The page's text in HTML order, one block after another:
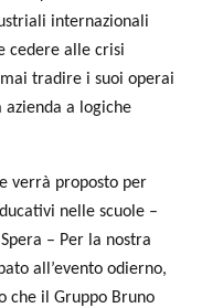
internazionali
cedere alle crisi
tradire i suoi operai
azienda a logiche
verrà proposto per
nelle scuole –
– Per la nostra
all’evento odierno,
che il Gruppo Bruno